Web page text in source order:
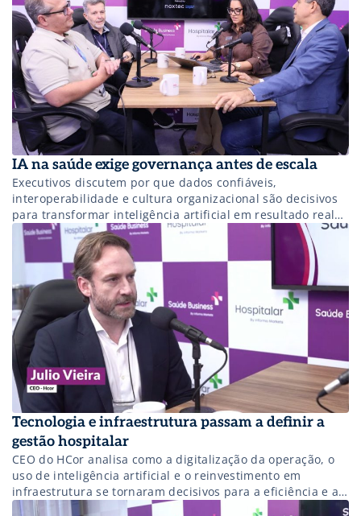
IA na saúde exige governança antes de escala
Executivos discutem por que dados confiáveis,
interoperabilidade e cultura organizacional são decisivos
para transformar inteligência artificial em resultado real
nas instituições de saúde
Tecnologia e infraestrutura passam a definir a
gestão hospitalar
CEO do HCor analisa como a digitalização da operação, o
uso de inteligência artificial e o reinvestimento em
infraestrutura se tornaram decisivos para a eficiência e a
sustentabilidade dos hospitais.